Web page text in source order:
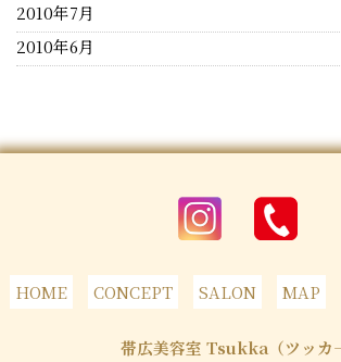
2010年7月
2010年6月
HOME CONCEPT SALON MAP
帯広美容室 Tsukka（ツッカ